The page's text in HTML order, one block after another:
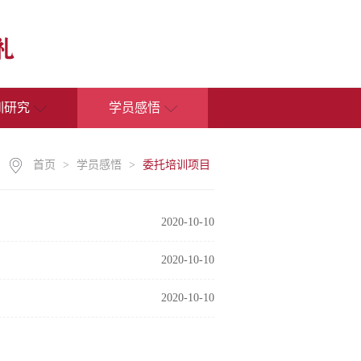
研究 学员感悟
首页 > 学员感悟 > 委托培训项目
2020-10-10
2020-10-10
2020-10-10